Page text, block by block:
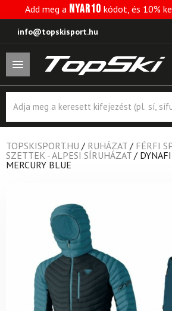
Add meg a NYAR10 kódot, és 10%
info@topskisport.hu
search
TOPSKISPORT.HU / RUHÁZAT / FÉRFI
SZETTEK - ALPESI SÍRUHÁZAT /
MERCURY BLUE